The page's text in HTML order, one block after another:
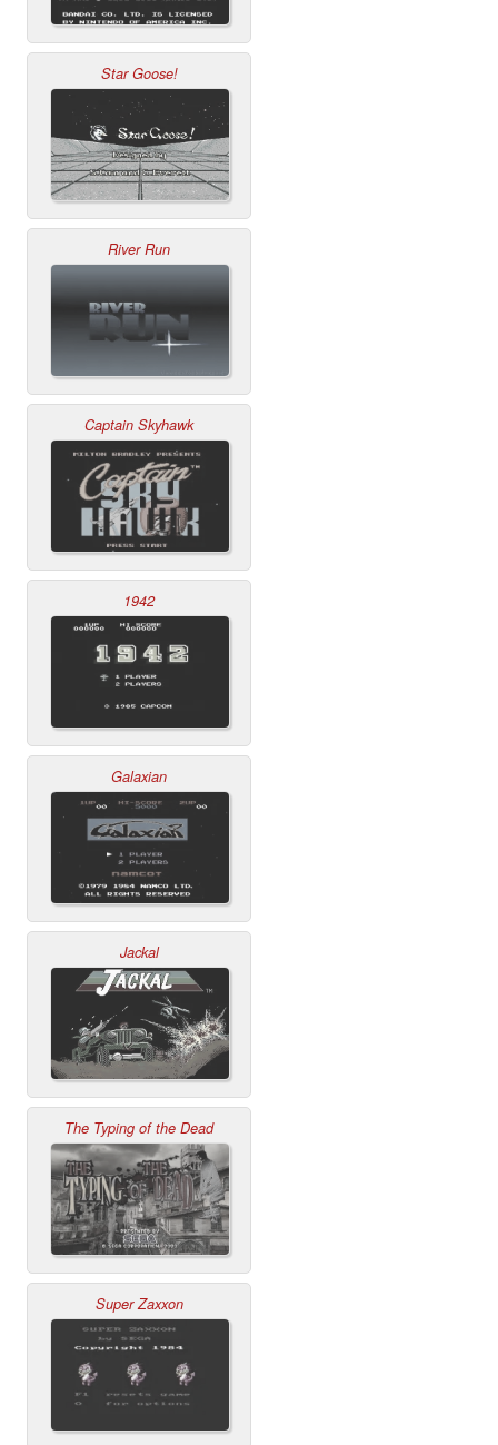
Star Goose!
River Run
Captain Skyhawk
1942
Galaxian
Jackal
The Typing of the Dead
Super Zaxxon